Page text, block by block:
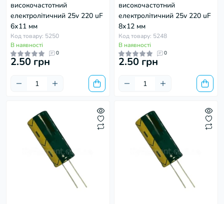
високочастотний
електролітичний 25v 220 uF
6х11 мм
Код товару: 5250
В наявності
0
2.50 грн
високочастотний
електролітичний 25v 220 uF
8х12 мм
Код товару: 5248
В наявності
0
2.50 грн